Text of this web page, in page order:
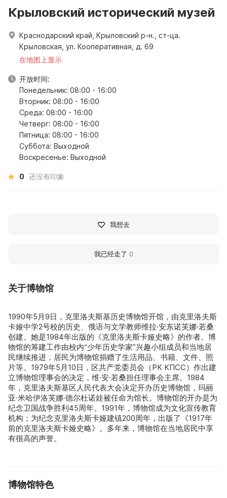
关于博物馆
1990年5月9日，克里洛夫斯基历史博物馆开馆，由克里洛夫斯
卡娅中学2号校的历史、俄语与文学教师维拉·安东诺芙娜·若桑
创建。她是1984年出版的《克里洛夫斯卡娅史略》的作者。博
物馆的筹建工作由校内“少年历史学家”兴趣小组成员和当地居
民继续推进，居民为博物馆捐赠了生活用品、书籍、文件、照
片等。1979年5月10日，区共产党委员会（РК КПСС）作出建
立博物馆理事会的决定，维·安·若桑担任理事会主席。1984
年，克里洛夫斯基区人民代表大会决定开办历史博物馆，玛丽
亚·米哈伊洛芙娜·德尔杜诺娃被任命为馆长。博物馆的开办是为
纪念卫国战争胜利45周年。1991年，博物馆成为文化宣传教育
机构；为纪念克里洛夫斯卡娅建镇200周年，出版了《1917年
前的克里洛夫斯卡娅史略》。多年来，博物馆在当地居民中享
有很高的声誉。
博物馆特色
Крыловский исторический музей
Краснодарский край, Крыловский р-н., ст-ца.
Крыловская, ул. Кооперативная, д. 69
在地图上显示
开放时间:
Понедельник: 08:00 - 16:00
Вторник: 08:00 - 16:00
Среда: 08:00 - 16:00
Четверг: 08:00 - 16:00
Пятница: 08:00 - 16:00
Суббота: Выходной
Воскресенье: Выходной
0 还没有印象
我想去
我已经走了 0